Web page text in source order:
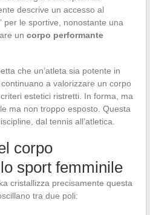
descrive un accesso al
per le sportive, nonostante una
un corpo performante
che un’atleta sia potente in
a valorizzare un corpo
estetici ristretti. In forma, ma
ma non troppo esposto. Questa
dal tennis all’atletica.
corpo
sport femminile
cristallizza precisamente questa
tra due poli: